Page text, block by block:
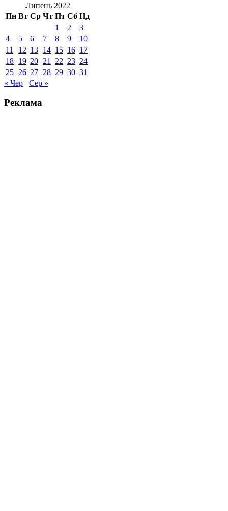
Липень 2022
Пн Вт Ср Чт Пт Сб Нд
1
2
3
4
5 6 7 8 9
10
11
12 13 14 15 16 17
18 19 20 21 22 23 24
25 26 27 28 29 30 31
« Чер
Сер »
Реклама